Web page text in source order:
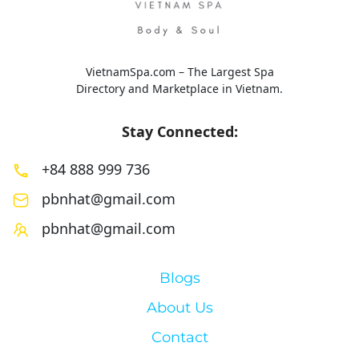
VietnamSpa.com – The Largest Spa
Directory and Marketplace in Vietnam.
Stay Connected:
+84 888 999 736
pbnhat@gmail.com
pbnhat@gmail.com
Blogs
About Us
Contact